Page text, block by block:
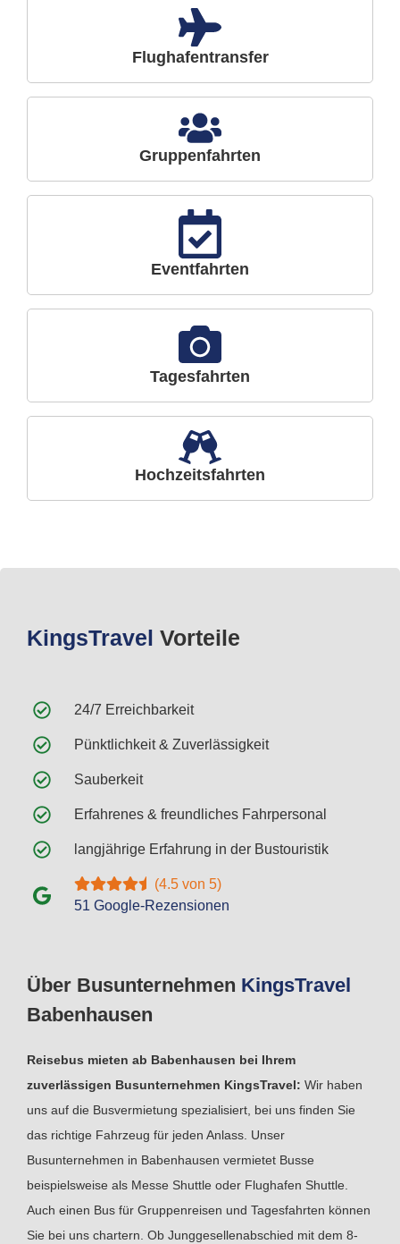
Flughafentransfer
Gruppenfahrten
Eventfahrten
Tagesfahrten
Hochzeitsfahrten
Über Busunternehmen KingsTravel
Babenhausen
Reisebus mieten ab Babenhausen bei Ihrem
zuverlässigen Busunternehmen KingsTravel: Wir haben
uns auf die Busvermietung spezialisiert, bei uns finden Sie
das richtige Fahrzeug für jeden Anlass. Unser
Busunternehmen in Babenhausen vermietet Busse
beispielsweise als Messe Shuttle oder Flughafen Shuttle.
Auch einen Bus für Gruppenreisen und Tagesfahrten können
Sie bei uns chartern. Ob Junggesellenabschied mit dem 8-
KingsTravel Vorteile
24/7 Erreichbarkeit
Pünktlichkeit & Zuverlässigkeit
Sauberkeit
Erfahrenes & freundliches Fahrpersonal
langjährige Erfahrung in der Bustouristik
(4.5 von 5)
51 Google-Rezensionen